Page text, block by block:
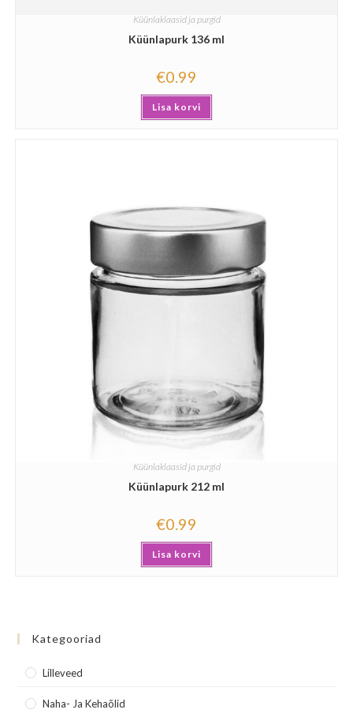
Küünlaklaasid ja purgid
Küünlapurk 136 ml
€0.99
Lisa korvi
Küünlaklaasid ja purgid
Küünlapurk 212 ml
€0.99
Lisa korvi
Kategooriad
Lilleveed
Naha- Ja Kehaõlid